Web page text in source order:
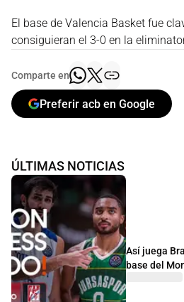
El base de Valencia Basket fue
consiguieran el 3-0 en la
Comparte en
Preferir acb en Google
ÚLTIMAS NOTICIAS
Así juega
base del